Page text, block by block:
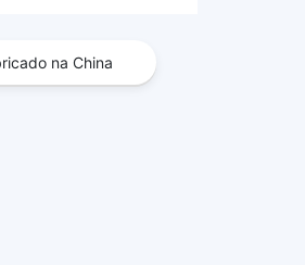
na China